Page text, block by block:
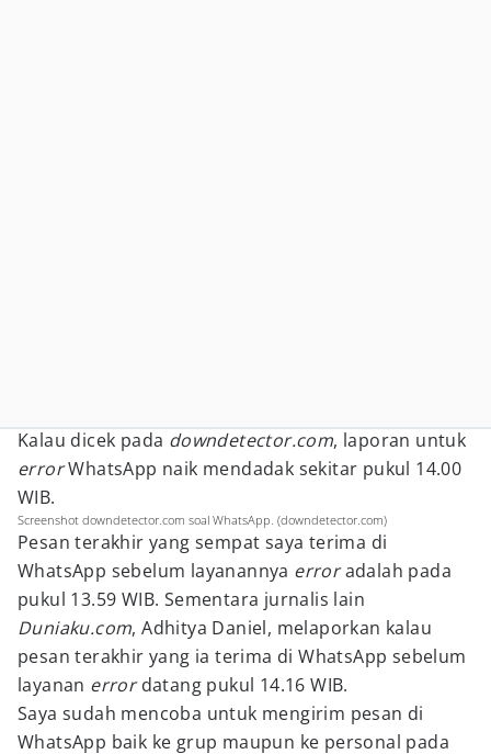
Kalau dicek pada downdetector.com, laporan untuk
errorWhatsApp naik mendadak sekitar pukul 14.00
WIB.
Screenshot downdetector.com soal WhatsApp. (downdetector.com)
Pesan terakhir yang sempat saya terima di
WhatsApp sebelum layanannya erroradalah pada
pukul 13.59 WIB. Sementara jurnalis lain
Duniaku.com, Adhitya Daniel, melaporkan kalau
pesan terakhir yang ia terima di WhatsApp sebelum
layanan errordatang pukul 14.16 WIB.
Saya sudah mencoba untuk mengirim pesan di
WhatsApp baik ke grup maupun ke personal pada